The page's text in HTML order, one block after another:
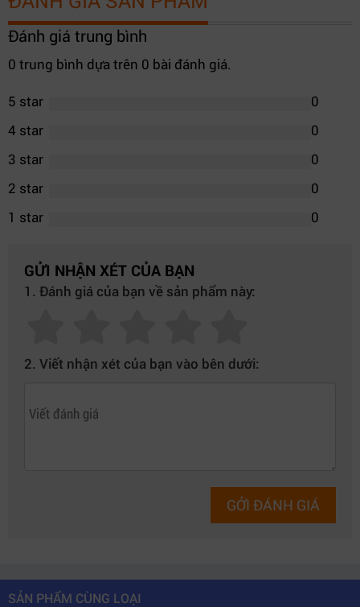
Đánh giá trung bình
0 trung bình dựa trên 0 bài đánh giá.
5 star
0
4 star
0
3 star
0
2 star
0
1 star
0
GỬI NHẬN XÉT CỦA BẠN
1. Đánh giá của bạn về sản phẩm này:
2. Viết nhận xét của bạn vào bên dưới:
GỞI ĐÁNH GIÁ
SẢN PHẨM CÙNG LOẠI